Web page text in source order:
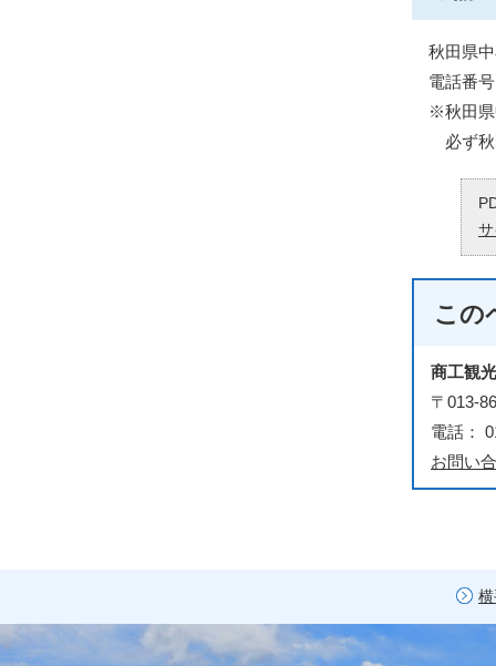
秋田県
電話番
※秋田県
必ず秋
サ
この
商工観
〒013-
電話：
お問い